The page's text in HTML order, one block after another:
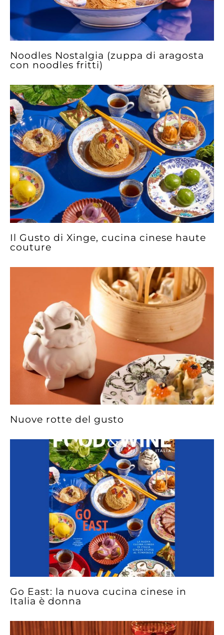
Noodles Nostalgia (zuppa di aragosta
con noodles fritti)
Il Gusto di Xinge, cucina cinese haute
couture
Nuove rotte del gusto
Go East: la nuova cucina cinese in
Italia è donna